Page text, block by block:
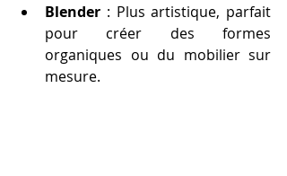
Blender : Plus artistique, parfait
pour créer des formes
organiques ou du mobilier sur
mesure.